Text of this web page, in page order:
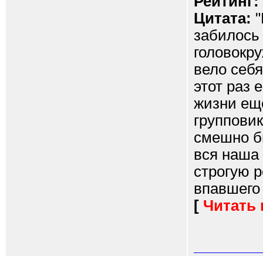
Цитата:
забилось
вело
этот раз
жизни
смешно
вся наша
строгую
впавшего
[ Читать